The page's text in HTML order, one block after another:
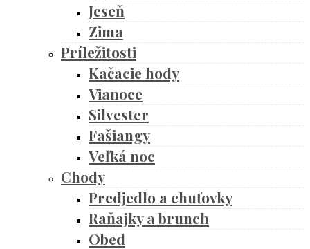
Jeseň
Zima
Príležitosti
Kačacie hody
Vianoce
Silvester
Fašiangy
Veľká noc
Chody
Predjedlo a chuťovky
Raňajky a brunch
Obed